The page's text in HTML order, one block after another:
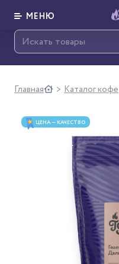
МЕНЮ
Главная > Каталог кофе
ЦЕНА — КАЧЕСТВО